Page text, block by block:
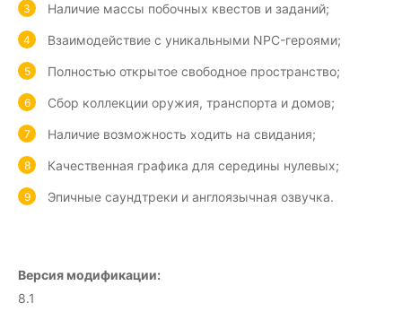
Наличие массы побочных квестов и заданий;
Взаимодействие с уникальными NPC-героями;
Полностью открытое свободное пространство;
Сбор коллекции оружия, транспорта и домов;
Наличие возможность ходить на свидания;
Качественная графика для середины нулевых;
Эпичные саундтреки и англоязычная озвучка.
Версия модификации:
8.1